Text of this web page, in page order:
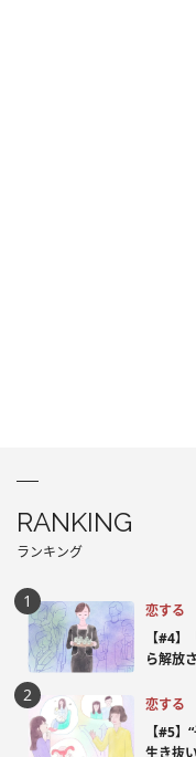
RANKING
ランキング
恋する
【#4
ら解放
恋する
【#5